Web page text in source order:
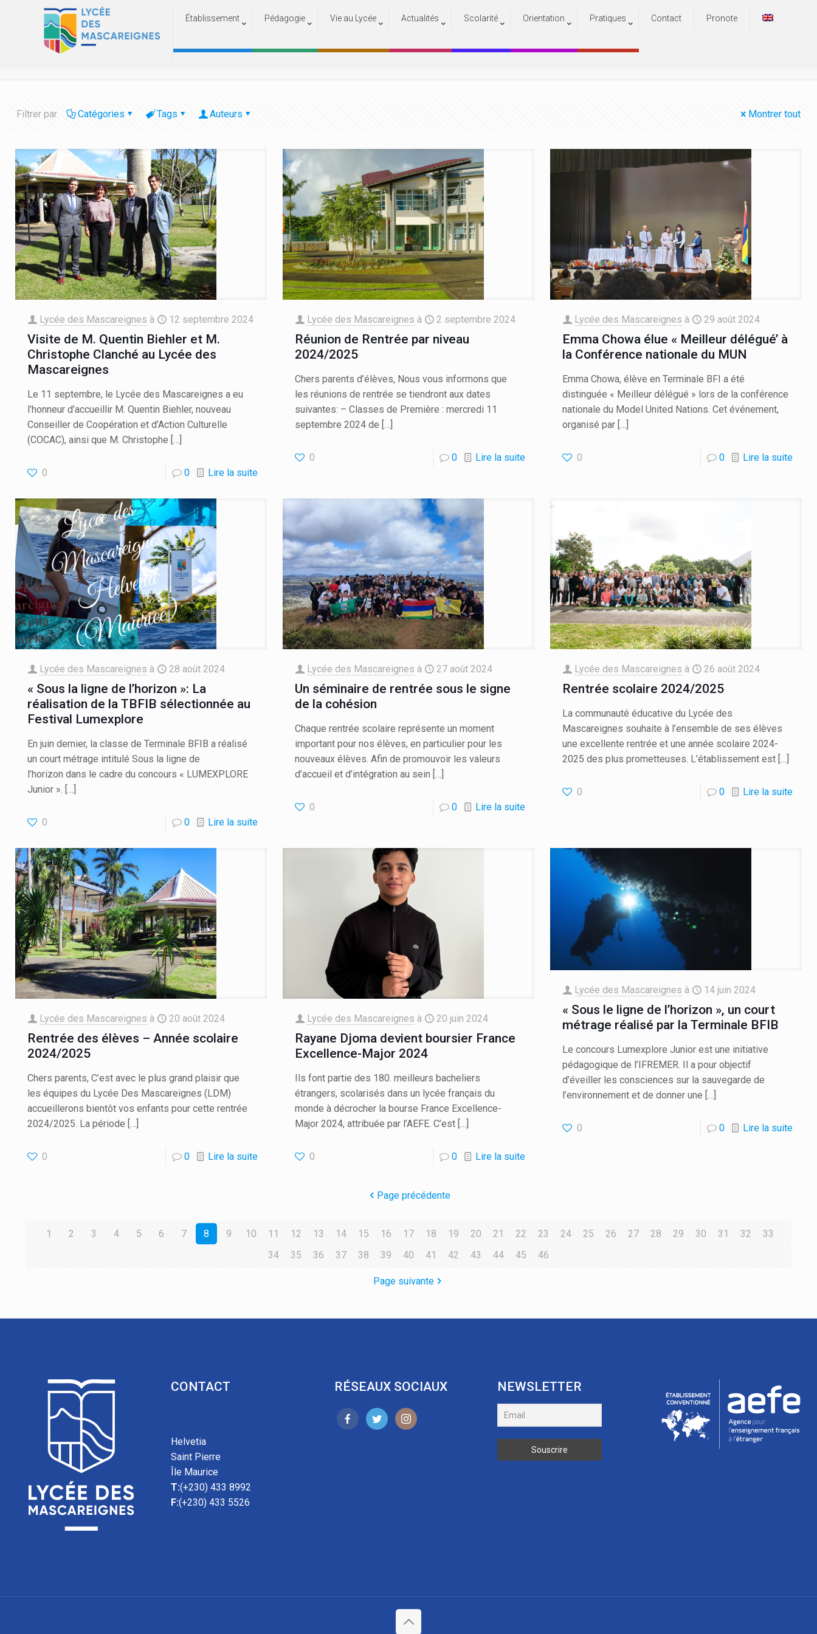
Établissement Pédagogie Vie au Lycée Actualités Scolarité Orientation Pratiques Contact Pronote
Actualités
Accueil Actualités
Filtrer par Catégories Tags Auteurs Montrer tout
Lycée des Mascareignes à 12 septembre 2024
Visite de M. Quentin Biehler et M.
Christophe Clanché au Lycée des
Mascareignes
Le 11 septembre, le Lycée des Mascareignes a eu
l’honneur d’accueillir M. Quentin Biehler, nouveau
Conseiller de Coopération et d’Action Culturelle
(COCAC), ainsi que M. Christophe […]
0 0 Lire la suite
Lycée des Mascareignes à 2 septembre 2024
Réunion de Rentrée par niveau
2024/2025
Chers parents d’élèves, Nous vous informons que
les réunions de rentrée se tiendront aux dates
suivantes: – Classes de Première : mercredi 11
septembre 2024 de […]
0 0 Lire la suite
Lycée des Mascareignes à 29 août 2024
Emma Chowa élue « Meilleur délégué’ à
la Conférence nationale du MUN
Emma Chowa, élève en Terminale BFI a été
distinguée « Meilleur délégué » lors de la conférence
nationale du Model United Nations. Cet événement,
organisé par […]
0 0 Lire la suite
Lycée des Mascareignes à 28 août 2024
« Sous la ligne de l’horizon »: La
réalisation de la TBFIB sélectionnée au
Festival Lumexplore
En juin dernier, la classe de Terminale BFIB a réalisé
un court métrage intitulé Sous la ligne de
l’horizon dans le cadre du concours « LUMEXPLORE
Junior ». […]
0 0 Lire la suite
Lycée des Mascareignes à 27 août 2024
Un séminaire de rentrée sous le signe
de la cohésion
Chaque rentrée scolaire représente un moment
important pour nos élèves, en particulier pour les
nouveaux élèves. Afin de promouvoir les valeurs
d’accueil et d’intégration au sein […]
0 0 Lire la suite
Lycée des Mascareignes à 26 août 2024
Rentrée scolaire 2024/2025
La communauté éducative du Lycée des
Mascareignes souhaite à l’ensemble de ses élèves
une excellente rentrée et une année scolaire 2024-
2025 des plus prometteuses. L’établissement est […]
0 0 Lire la suite
Lycée des Mascareignes à 20 août 2024
Rentrée des élèves – Année scolaire
2024/2025
Chers parents, C’est avec le plus grand plaisir que
les équipes du Lycée Des Mascareignes (LDM)
accueillerons bientôt vos enfants pour cette rentrée
2024/2025. La période […]
0 0 Lire la suite
Lycée des Mascareignes à 20 juin 2024
Rayane Djoma devient boursier France
Excellence-Major 2024
Ils font partie des 180. meilleurs bacheliers
étrangers, scolarisés dans un lycée français du
monde à décrocher la bourse France Excellence-
Major 2024, attribuée par l’AEFE. C’est […]
0 0 Lire la suite
Lycée des Mascareignes à 14 juin 2024
« Sous le ligne de l’horizon », un court
métrage réalisé par la Terminale BFIB
Le concours Lumexplore Junior est une initiative
pédagogique de l’IFREMER. Il a pour objectif
d’éveiller les consciences sur la sauvegarde de
l’environnement et de donner une […]
0 0 Lire la suite
Page précédente
1 2 3 4 5 6 7 8 9 10 11 12 13 14 15 16 17 18 19 20 21 22 23 24 25 26 27 28 29 30 31 32
33
34
35 36 37 38 39 40 41 42 43 44 45 46
Page suivante
CONTACT
Helvetia
Saint Pierre
Île Maurice
T:(+230) 433 8992
F:(+230) 433 5526
RÉSEAUX SOCIAUX NEWSLETTER